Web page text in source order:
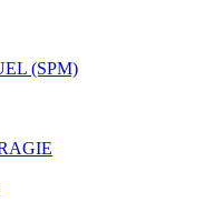
(SPM)